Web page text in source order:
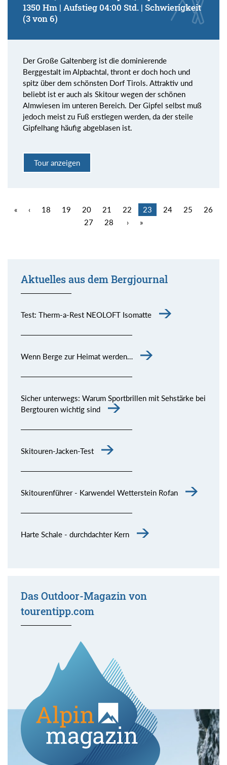
1350 Hm | Aufstieg 04:00 Std. | Schwierigkeit
(3 von 6)
Der Große Galtenberg ist die dominierende
Berggestalt im Alpbachtal, thront er doch hoch und
spitz über dem schönsten Dorf Tirols. Attraktiv und
beliebt ist er auch als Skitour wegen der schönen
Almwiesen im unteren Bereich. Der Gipfel selbst muß
jedoch meist zu Fuß erstiegen werden, da der steile
Gipfelhang häufig abgeblasen ist.
Tour anzeigen
« ‹ 18 19 20 21 22 23 24 25
26
27
28 › »
Aktuelles aus dem Bergjournal
Test: Therm-a-Rest NEOLOFT Isomatte
Wenn Berge zur Heimat werden…
Sicher unterwegs: Warum Sportbrillen mit Sehstärke bei
Bergtouren wichtig sind
Skitouren-Jacken-Test
Skitourenführer - Karwendel Wetterstein Rofan
Harte Schale - durchdachter Kern
Das Outdoor-Magazin von
tourentipp.com